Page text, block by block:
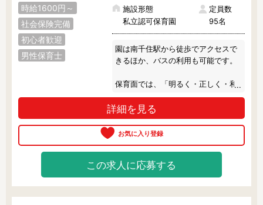
時給1600円～
社会保険完備
初心者歓迎
男性保育士
施設形態
私立認可保育園
定員数
95名
園は南千住駅から徒歩でアクセスで
きるほか、バスの利用も可能です。
保育面では、「明るく・正しく・和
よく」、共生の心を育てる保育をお
こなっています。
柔らかい雰囲気の職員さんが多いた
られる職場です。
まずは事前の見学から大歓迎！ぜ
ひ、お気軽にお問い合わせください
詳細を見る
この求人に応募する